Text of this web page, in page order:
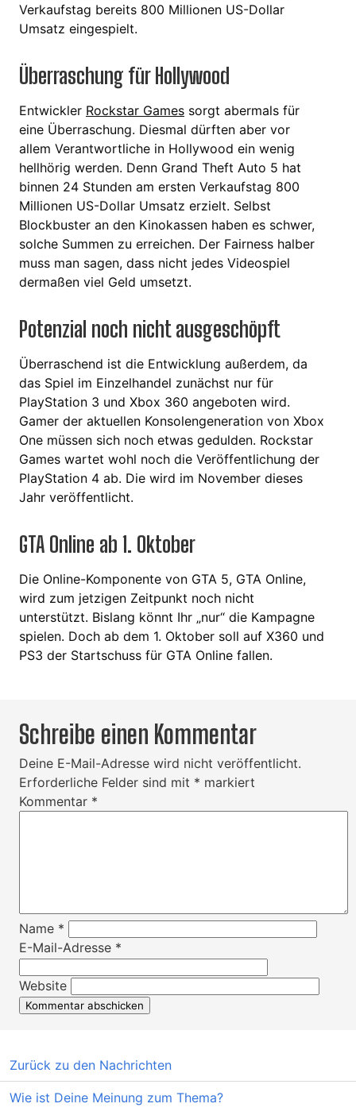
Verkaufstag bereits 800 Millionen US-Dollar
Umsatz eingespielt.
Überraschung für Hollywood
Entwickler Rockstar Games sorgt abermals für
eine Überraschung. Diesmal dürften aber vor
allem Verantwortliche in Hollywood ein wenig
hellhörig werden. Denn Grand Theft Auto 5 hat
binnen 24 Stunden am ersten Verkaufstag 800
Millionen US-Dollar Umsatz erzielt. Selbst
Blockbuster an den Kinokassen haben es schwer,
solche Summen zu erreichen. Der Fairness halber
muss man sagen, dass nicht jedes Videospiel
dermaßen viel Geld umsetzt.
Potenzial noch nicht ausgeschöpft
Überraschend ist die Entwicklung außerdem, da
das Spiel im Einzelhandel zunächst nur für
PlayStation 3 und Xbox 360 angeboten wird.
Gamer der aktuellen Konsolengeneration von Xbox
One müssen sich noch etwas gedulden. Rockstar
Games wartet wohl noch die Veröffentlichung der
PlayStation 4 ab. Die wird im November dieses
Jahr veröffentlicht.
GTA Online ab 1. Oktober
Die Online-Komponente von GTA 5, GTA Online,
wird zum jetzigen Zeitpunkt noch nicht
unterstützt. Bislang könnt Ihr „nur“ die Kampagne
spielen. Doch ab dem 1. Oktober soll auf X360 und
PS3 der Startschuss für GTA Online fallen.
Schreibe einen Kommentar
Deine E-Mail-Adresse wird nicht veröffentlicht.
Erforderliche Felder sind mit * markiert
Kommentar *
Name *
E-Mail-Adresse *
Website
Zurück zu den Nachrichten
Wie ist Deine Meinung zum Thema?